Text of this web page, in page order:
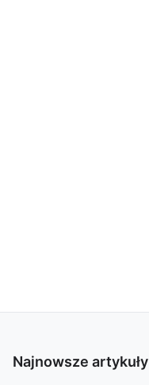
Najnowsze artykuły